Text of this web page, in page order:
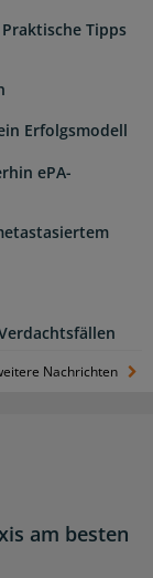
Tipps
Erfolgsmodell
ePA-
Nachrichten
am besten